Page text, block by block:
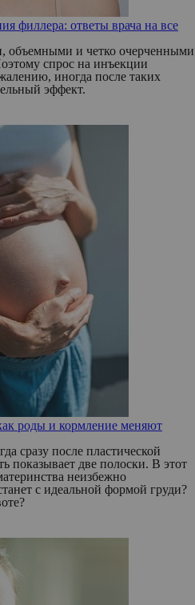
филлера: ответы врача на все
объемными и четко очерченными
спрос на инъекции
иногда после таких
эффект.
роды и кормление меняют
сразу после пластической
показывает две полоски. В этот
неизбежно
с идеальной формой груди?